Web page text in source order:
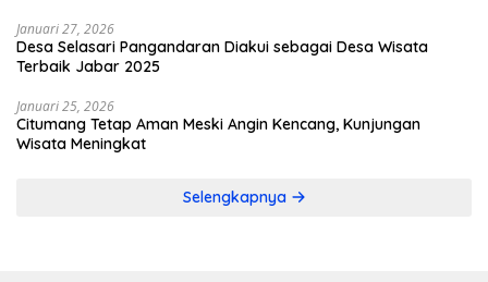
Januari 27, 2026
Desa Selasari Pangandaran Diakui sebagai Desa Wisata
Terbaik Jabar 2025
Januari 25, 2026
Citumang Tetap Aman Meski Angin Kencang, Kunjungan
Wisata Meningkat
Selengkapnya